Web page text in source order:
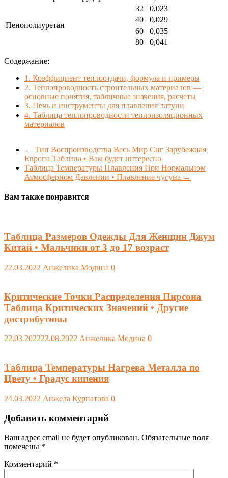
Пенополиуретан
32
0,023
40
0,029
60
0,035
80
0,041
Содержание:
1. Коэффициент теплоотдачи, формула и примеры
2. Теплопроводность строительных материалов —
основные понятия, табличные значения, расчеты
3. Печь и инструменты для плавления латуни
4. Таблица теплопроводности теплоизоляционных
материалов
← Тип Воспроизводства Весь Мир Снг Зарубежная
Европа Таблица • Вам будет интересно
Таблица Температуры Плавления При Нормальном
Атмосферном Давлении • Плавление чугуна →
Вам также понравится
Таблица Размеров Одежды Для Женщин Джум
Китай • Мальчики от 3 до 17 возраст
22.03.2022 Анжелика Модина 0
Критические Точки Распределения Пирсона
Таблица Критических Значений • Другие
дистрибутивы
22.03.202223.08.2022 Анжелика Модина 0
Таблица Температуры Нагрева Металла по
Цвету • Градус кипения
24.03.2022 Анжела Курпатова 0
Добавить комментарий
Ваш адрес email не будет опубликован. Обязательные поля
помечены *
Комментарий *